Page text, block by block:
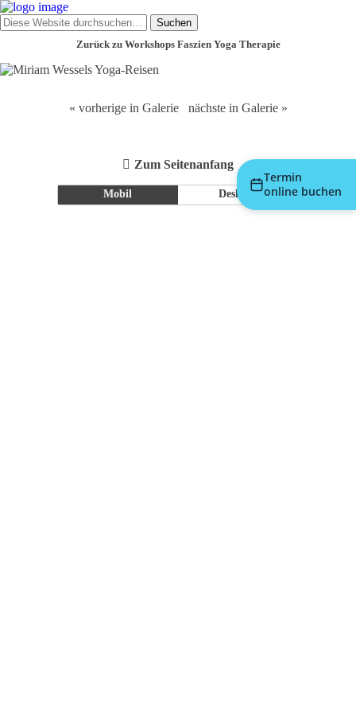
Termin
online buchen
Zurück zu Workshops Faszien Yoga Therapie
« vorherige in Galerie nächste in Galerie »
Zum Seitenanfang
Mobil Desktop